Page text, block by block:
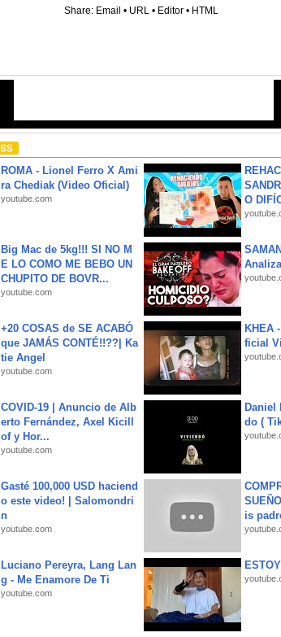
Share: Email • URL • Editor • HTML
ROMA - Lionel Ferro X Ami
ra Chediak (Video Oficial)
youtube.com
O
Big Mac de 5kg!!! SI NO M
E LO COMO ME BEBO UN
CHUPITO DE BOVR...
youtube.com
+20 COSAS de SE ACABÓ
que JAMÁS CONTÉ!!??| Ka
tie Angel
youtube.com
KHEA
ficial
COVID-19 | Anuncio de Alb
erto Fernández, Axel Kicill
of y Hor...
youtube.com
Daniel
do (
Gasté 100,000 USD haciend
o este video! | Salomondri
n
youtube.com
is
Luciano Pereyra, Lang Lan
g - Me Enamore De Ti
youtube.com